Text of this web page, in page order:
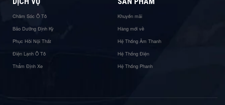
Chăm Sóc Ô Tô
Bảo Dưỡng Định Kỳ
Phục Hồi Nội Thất
Điện Lạnh Ô Tô
Thẩm Định Xe
Khuyến mãi
Hàng mới về
Hệ Thống Âm Thanh
Hệ Thống Điện
Hệ Thống Phanh